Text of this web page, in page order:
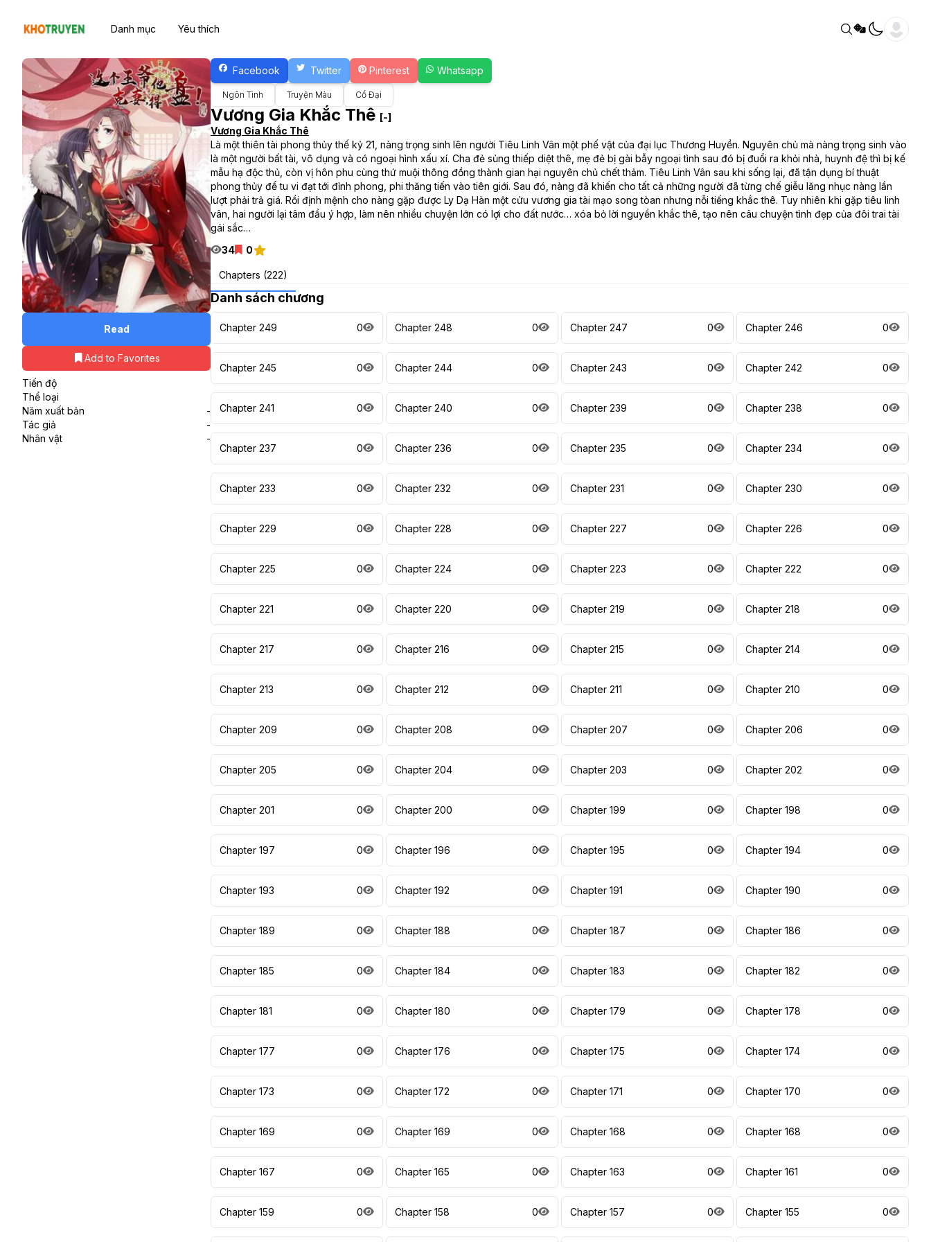
Danh mục Yêu thích
Read
Add to Favorites
Tiến độ
Thể loại
Năm xuất bản
-
Tác giả
-
Nhân vật
-
Facebook Twitter Pinterest Whatsapp
Ngôn Tình Truyện Màu Cổ Đại
Vương Gia Khắc Thê [-]
Vương Gia Khắc Thê
Là một thiên tài phong thủy thế kỷ 21, nàng trọng sinh lên người Tiêu Linh Vân một phế vật của đại lục Thương Huyền. Nguyên chủ mà nàng trọng sinh vào
là một người bất tài, vô dụng và có ngoại hình xấu xí. Cha đẻ sủng thiếp diệt thê, mẹ đẻ bị gài bẫy ngoại tình sau đó bị đuổi ra khỏi nhà, huynh đệ thì bị kế
mẫu hạ độc thủ, còn vị hôn phu cùng thứ muội thông đồng thành gian hại nguyên chủ chết thảm. Tiêu Linh Vân sau khi sống lại, đã tận dụng bí thuật
phong thủy để tu vi đạt tới đỉnh phong, phi thăng tiến vào tiên giới. Sau đó, nàng đã khiến cho tất cả những người đã từng chế giễu lăng nhục nàng lần
lượt phải trả giá. Rồi định mệnh cho nàng gặp được Ly Dạ Hàn một cửu vương gia tài mạo song tòan nhưng nỗi tiếng khắc thê. Tuy nhiên khi gặp tiêu linh
vân, hai người lại tâm đầu ý hợp, làm nên nhiều chuyện lớn có lợi cho đất nước… xóa bỏ lời nguyền khắc thê, tạo nên câu chuyện tình đẹp của đôi trai tài
gái sắc…
34
0
Chapters (222)
Danh sách chương
Chapter 249 0 Chapter 248 0 Chapter 247 0 Chapter 246 0
Chapter 245 0 Chapter 244 0 Chapter 243 0 Chapter 242 0
Chapter 241 0 Chapter 240 0 Chapter 239 0 Chapter 238 0
Chapter 237 0 Chapter 236 0 Chapter 235 0 Chapter 234 0
Chapter 233 0 Chapter 232 0 Chapter 231 0 Chapter 230 0
Chapter 229 0 Chapter 228 0 Chapter 227 0 Chapter 226 0
Chapter 225 0 Chapter 224 0 Chapter 223 0 Chapter 222 0
Chapter 221 0 Chapter 220 0 Chapter 219 0 Chapter 218 0
Chapter 217 0 Chapter 216 0 Chapter 215 0 Chapter 214 0
Chapter 213 0 Chapter 212 0 Chapter 211 0 Chapter 210 0
Chapter 209 0 Chapter 208 0 Chapter 207 0 Chapter 206 0
Chapter 205 0 Chapter 204 0 Chapter 203 0 Chapter 202 0
Chapter 201 0 Chapter 200 0 Chapter 199 0 Chapter 198 0
Chapter 197 0 Chapter 196 0 Chapter 195 0 Chapter 194 0
Chapter 193 0 Chapter 192 0 Chapter 191 0 Chapter 190 0
Chapter 189 0 Chapter 188 0 Chapter 187 0 Chapter 186 0
Chapter 185 0 Chapter 184 0 Chapter 183 0 Chapter 182 0
Chapter 181 0 Chapter 180 0 Chapter 179 0 Chapter 178 0
Chapter 177 0 Chapter 176 0 Chapter 175 0 Chapter 174 0
Chapter 173 0 Chapter 172 0 Chapter 171 0 Chapter 170 0
Chapter 169 0 Chapter 169 0 Chapter 168 0 Chapter 168 0
Chapter 167 0 Chapter 165 0 Chapter 163 0 Chapter 161 0
Chapter 159 0 Chapter 158 0 Chapter 157 0 Chapter 155 0